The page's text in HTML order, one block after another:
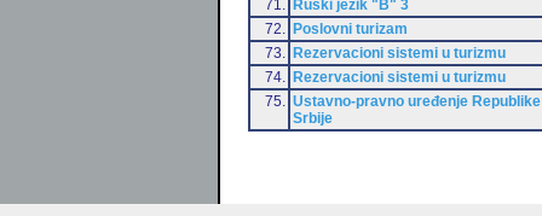
71.
Ruski jezik "B" 3
72.
Poslovni turizam
73.
Rezervacioni sistemi u turizmu
74.
Rezervacioni sistemi u turizmu
75.
Ustavno-pravno uređenje Republike
Srbije